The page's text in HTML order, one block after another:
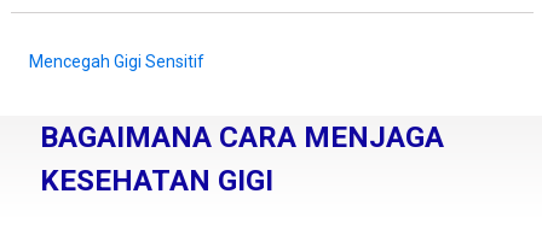
Mencegah Gigi Sensitif
BAGAIMANA CARA MENJAGA
KESEHATAN GIGI